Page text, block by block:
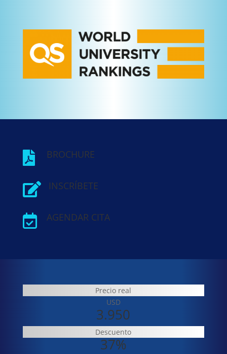
 BROCHURE
 INSCRÍBETE
 AGENDAR CITA
Precio real
USD
3.950
Descuento
37%